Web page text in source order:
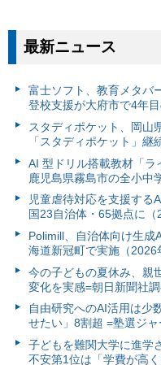
最新ニュース
富⼠ソフト、教育メタバ
登校支援が大府市で4年
スタディポケット、岡山
「スタディポケット」継
AI 型ドリル搭載教材「ラ
鹿児島県霧島市の全小中
児童虐待対応を支援する
国23自治体・65拠点に（
Polimill、自治体向け生
海道新冠町で実施（2026
今の子どもの夏休み、親
変化を実感=朝日新聞社
自由研究へのAI活用は少
せたい」8割超 =塾選ジャ
子どもを難関大学に進学
不安第1位は「学費が高